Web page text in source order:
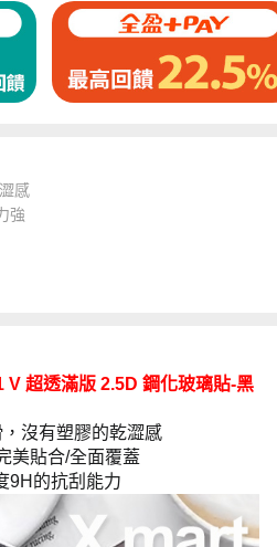
感
強
超透滿版 2.5D 鋼化玻璃貼-黑
沒有塑膠的乾澀感
美貼合/全面覆蓋
9H的抗刮能力